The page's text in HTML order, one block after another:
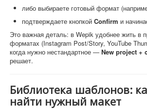
либо выбираете готовый формат
подтверждаете кнопкой Confirm и
Это важная деталь: в Wepik удобнее жить в
форматах (Instagram Post/Story, YouTube
когда нужно нестандартное — New project +
решает.
Библиотека шаблонов:
найти нужный макет